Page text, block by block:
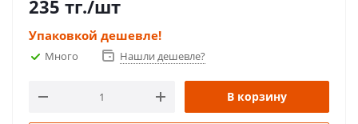
235 тг./шт
Упаковкой дешевле!
Много Нашли дешевле?
В корзину